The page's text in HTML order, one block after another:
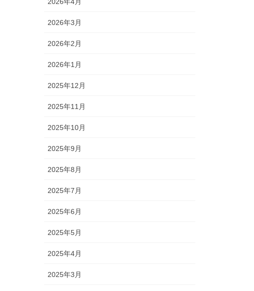
2026年3月
2026年2月
2026年1月
2025年12月
2025年11月
2025年10月
2025年9月
2025年8月
2025年7月
2025年6月
2025年5月
2025年4月
2025年3月